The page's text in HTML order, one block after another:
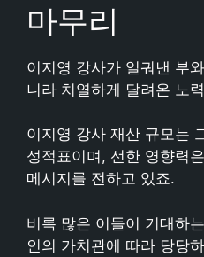
마무리
이지영 강사가 일궈낸 부
니라 치열하게 달려온 노
이지영 강사 재산 규모는
성적표이며, 선한 영향력
메시지를 전하고 있죠.
비록 많은 이들이 기대하
인의 가치관에 따라 당당